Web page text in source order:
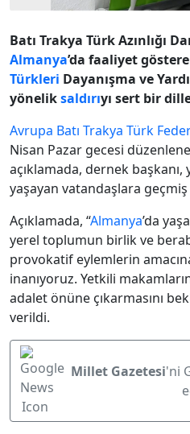
Batı Trakya Türk Azınlığı
Almanya’da faaliyet
Türkleri Dayanışma ve
yöneliksaldırıyı sert bir
Avrupa Batı Trakya Türk
Nisan Pazar gecesi
açıklamada, dernek
yaşayan vatandaşlara
Açıklamada, “Almanya’da
yerel toplumun birlik ve
provokatif eylemlerin
inanıyoruz. Yetkili
adalet önüne çıkarmasını
verildi.
Millet Gazetesi'ni